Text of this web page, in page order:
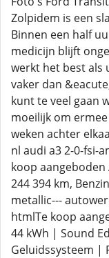
Zolpidem is een
Binnen een half
medicijn blijft
werkt het best als
vaker dan
kunt te veel gaan
moeilijk om
weken achter
nl audi a3 2-0-fsi-
koop aangeboden
244 394 km,
metallic---
htmlTe koop
44 kWh | Sound
Geluidssysteem |